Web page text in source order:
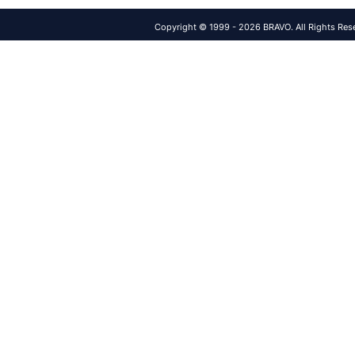
Copyright © 1999 - 2026 BRAVO. All Rights